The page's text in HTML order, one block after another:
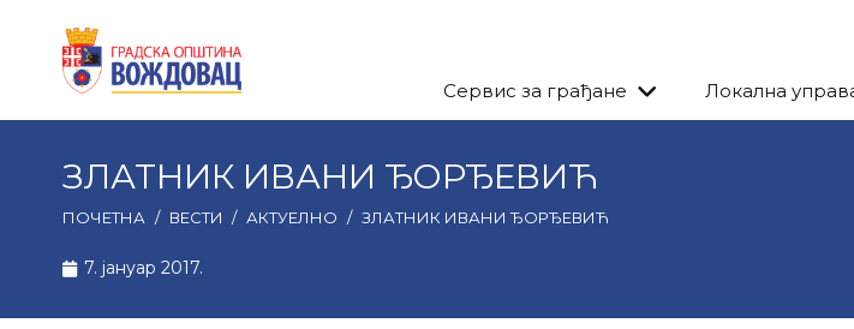
Сервис за грађане Локална
ЗЛАТНИК ИВАНИ ЂОРЂЕВИЋ
ПОЧЕТНА / ВЕСТИ / АКТУЕЛНО / ЗЛАТНИК ИВАНИ ЂОРЂЕВИЋ
7. јануар 2017.